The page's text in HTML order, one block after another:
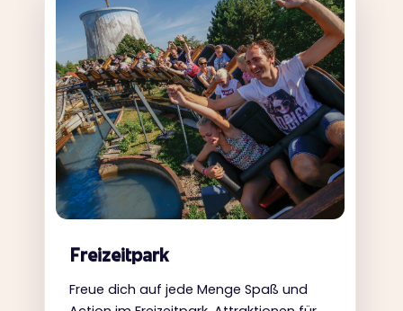
Freizeitpark
Freue dich auf jede Menge Spaß und